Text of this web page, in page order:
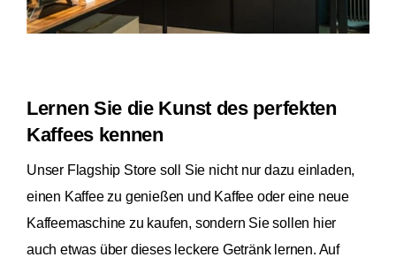
Lernen Sie die Kunst des perfekten
Kaffees kennen
Unser Flagship Store soll Sie nicht nur dazu einladen,
einen Kaffee zu genießen und Kaffee oder eine neue
Kaffeemaschine zu kaufen, sondern Sie sollen hier
auch etwas über dieses leckere Getränk lernen. Auf